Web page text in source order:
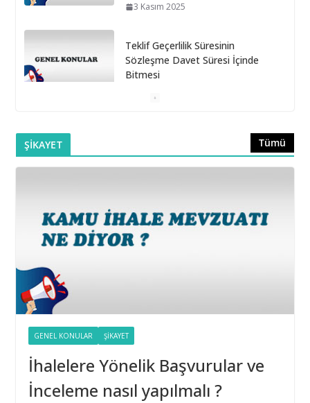
3 Kasım 2025
Teklif Geçerlilik Süresinin
Sözleşme Davet Süresi İçinde
Bitmesi
6 Ekim 2025
Doğrudan Temin Alımlarına İlişkin Muayene ve Kabul
Komisyonunun Kurulmaması
16 Eylül 2025
16 Eylül 2025
Hatalı Belirlenmesi
16 Eylül 2025
Yıl Boyunca Yapılan Alımların 3 (g) İstisna Limitinin
Aşılması
16 Eylül 2025
ŞİKAYET Tümü
GENEL KONULAR ŞIKAYET
İhalelere Yönelik Başvurular ve
İnceleme nasıl yapılmalı ?